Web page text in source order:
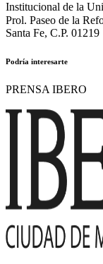
Institucional de la
Prol. Paseo de la
Santa Fe, C.P. 01219
Podría interesarte
PRENSA IBERO